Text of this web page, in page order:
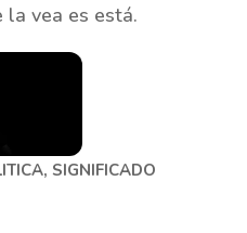
la vea es está.
SIGNIFICADO